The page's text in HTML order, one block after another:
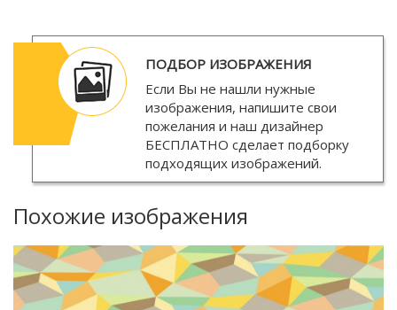
ПОДБОР ИЗОБРАЖЕНИЯ
Если Вы не нашли нужные
изображения, напишите свои
пожелания и наш дизайнер
БЕСПЛАТНО сделает подборку
подходящих изображений.
Похожие изображения